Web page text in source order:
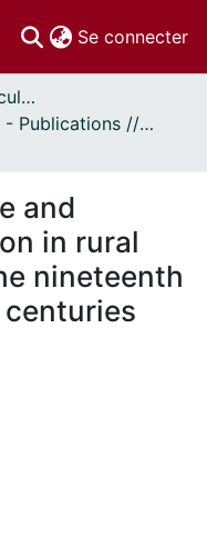
Se connecter
Faculté des arts // Faculty of Arts
Histoire - Publications // History - Publications
and
in rural
nineteenth